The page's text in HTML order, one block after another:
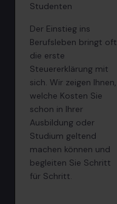
Studenten
Der Einstieg ins
Berufsleben bringt oft
die erste
Steuererklärung mit
sich. Wir zeigen Ihnen,
welche Kosten Sie
schon in Ihrer
Ausbildung oder
Studium geltend
machen können und
begleiten Sie Schritt
für Schritt.